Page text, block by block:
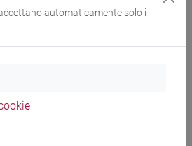
automaticamente solo i